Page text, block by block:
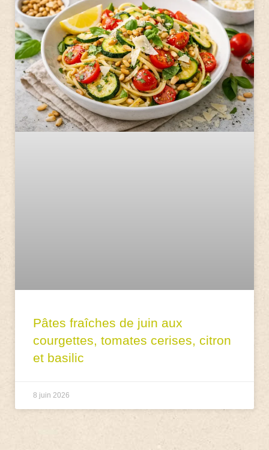
Pâtes fraîches de juin aux
courgettes, tomates cerises, citron
et basilic
8 juin 2026